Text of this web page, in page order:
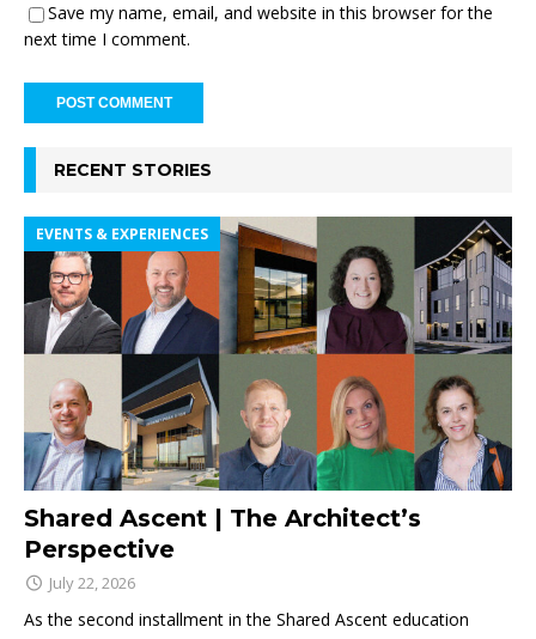
Save my name, email, and website in this browser for the
next time I comment.
RECENT STORIES
Shared Ascent | The Architect’s
Perspective
EVENTS & EXPERIENCES
July 22, 2026
As the second installment in the Shared Ascent education